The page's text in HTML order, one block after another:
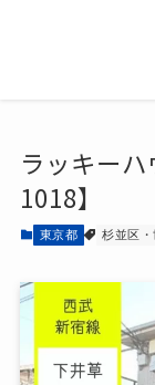
ラッキー
1018】
東京都 杉並区・